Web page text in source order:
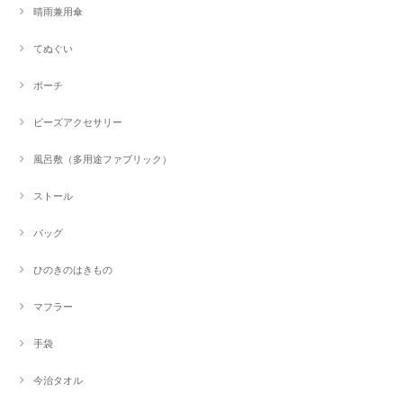
晴雨兼用傘
てぬぐい
ポーチ
ビーズアクセサリー
風呂敷（多用途ファブリック）
ストール
バッグ
ひのきのはきもの
マフラー
手袋
今治タオル